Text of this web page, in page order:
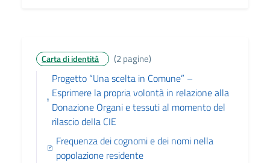
Carta di identità (2 pagine)
Progetto “Una scelta in Comune” –
Esprimere la propria volontà in relazione alla
Donazione Organi e tessuti al momento del
rilascio della CIE
Frequenza dei cognomi e dei nomi nella
popolazione residente